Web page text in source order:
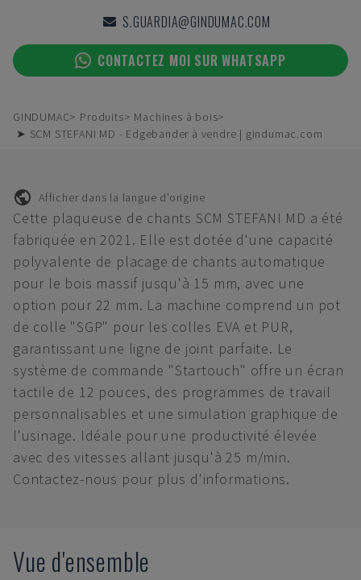
S.GUARDIA@GINDUMAC.COM
CONTACTEZ MOI SUR WHATSAPP
GINDUMAC Produits
Machines à bois
➤ SCM STEFANI MD - Edgebander à vendre | gindumac.com
Afficher dans la langue d'origine
Cette plaqueuse de chants SCM STEFANI MD a été
fabriquée en 2021. Elle est dotée d'une capacité
polyvalente de placage de chants automatique
pour le bois massif jusqu'à 15 mm, avec une
option pour 22 mm. La machine comprend un pot
de colle "SGP" pour les colles EVA et PUR,
garantissant une ligne de joint parfaite. Le
système de commande "Startouch" offre un écran
tactile de 12 pouces, des programmes de travail
personnalisables et une simulation graphique de
l'usinage. Idéale pour une productivité élevée
avec des vitesses allant jusqu'à 25 m/min.
Contactez-nous pour plus d'informations.
Vue d'ensemble